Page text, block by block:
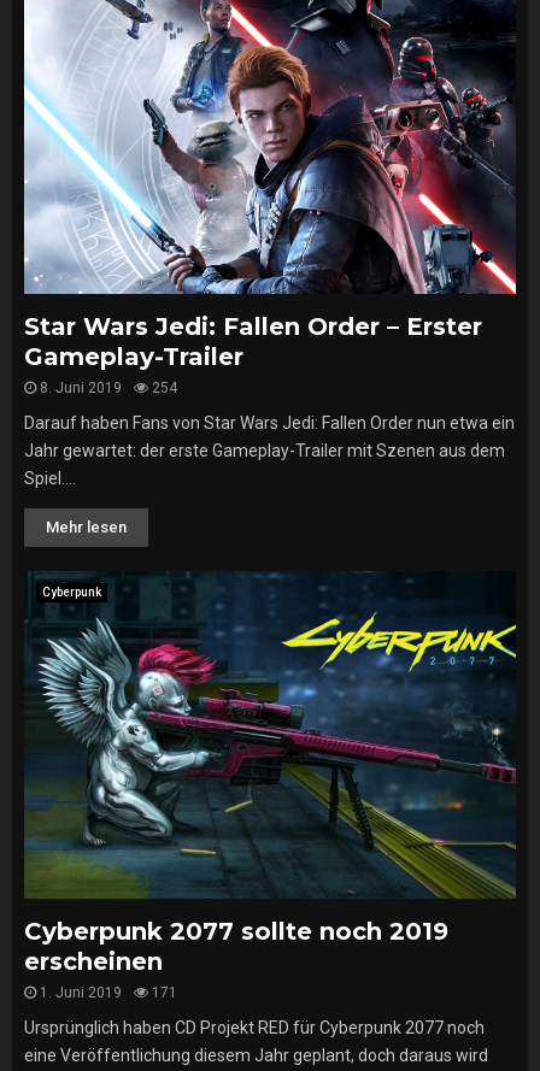
Star Wars Jedi: Fallen Order – Erster
Gameplay-Trailer
8. Juni 2019 254
Darauf haben Fans von Star Wars Jedi: Fallen Order nun etwa ein
Jahr gewartet: der erste Gameplay-Trailer mit Szenen aus dem
Spiel....
Mehr lesen
Cyberpunk
Cyberpunk 2077 sollte noch 2019
erscheinen
1. Juni 2019 171
Ursprünglich haben CD Projekt RED für Cyberpunk 2077 noch
eine Veröffentlichung diesem Jahr geplant, doch daraus wird